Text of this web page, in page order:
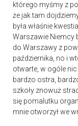
którego myśmy z
że jak tam
była właśnie
Warszawie Niemcy
do Warszawy z
października, no i
otwarte, w ogóle nic
bardzo ostra,
szkoły znowuż
się pomalutku
mnie otworzył we